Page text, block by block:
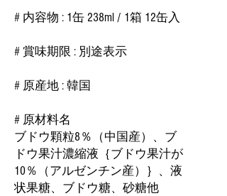
# 内容物 : 1缶 238ml / 1箱 12缶入
# 賞味期限 : 別途表示
# 原産地 : 韓国
# 原材料名
ブドウ顆粒8％（中国産）、ブ
ドウ果汁濃縮液｛ブドウ果汁が
10％（アルゼンチン産）｝、液
状果糖、ブドウ糖、砂糖他